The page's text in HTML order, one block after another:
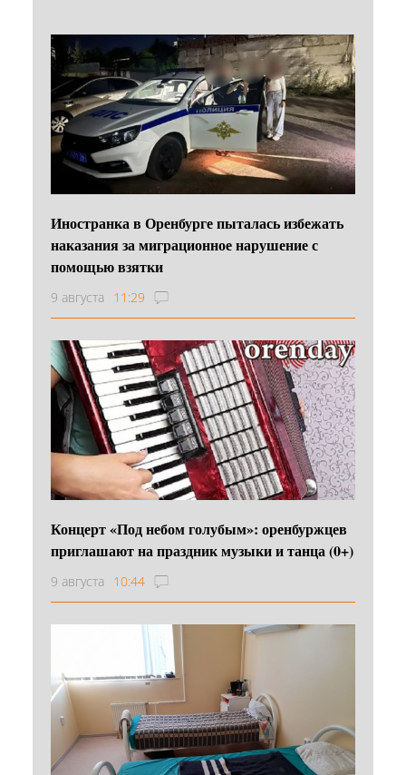
Иностранка в Оренбурге пыталась избежать
наказания за миграционное нарушение с
помощью взятки
9 августа 11:29
Концерт «Под небом голубым»: оренбуржцев
приглашают на праздник музыки и танца (0+)
9 августа 10:44